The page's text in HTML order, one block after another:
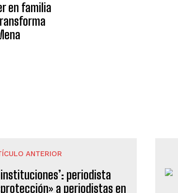
en familia
ANTERIOR